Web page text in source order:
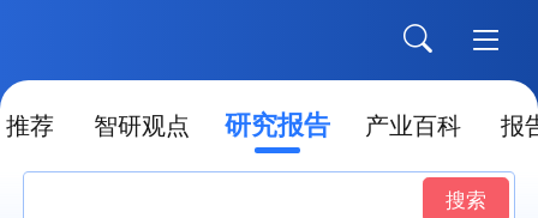
推荐 智研观点 研究报告 产业百科 报
搜索